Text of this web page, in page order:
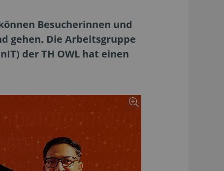
Besucherinnen und
gehen. Die Arbeitsgruppe
der TH OWL hat einen